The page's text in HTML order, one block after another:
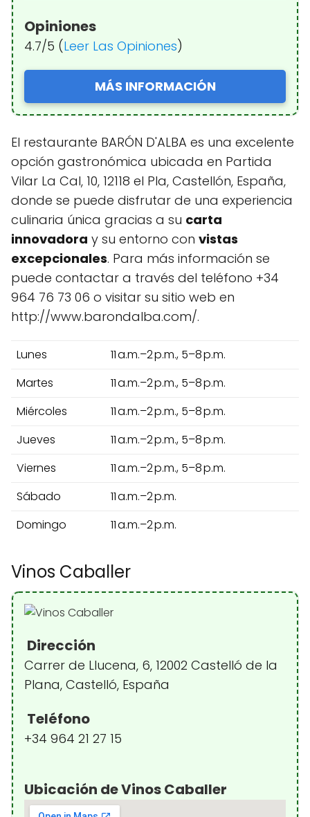
Opiniones
4.7/5 (Leer Las Opiniones)
MÁS INFORMACIÓN
El restaurante BARÓN D'ALBA es una excelente
opción gastronómica ubicada en Partida
Vilar La Cal, 10, 12118 el Pla, Castellón, España,
donde se puede disfrutar de una experiencia
culinaria única gracias a su carta
innovadora y su entorno con vistas
excepcionales. Para más información se
puede contactar a través del teléfono +34
964 76 73 06 o visitar su sitio web en
http://www.barondalba.com/.
Lunes
11 a.m.–2 p.m., 5–8 p.m.
Martes
11 a.m.–2 p.m., 5–8 p.m.
Miércoles
11 a.m.–2 p.m., 5–8 p.m.
Jueves
11 a.m.–2 p.m., 5–8 p.m.
Viernes
11 a.m.–2 p.m., 5–8 p.m.
Sábado
11 a.m.–2 p.m.
Domingo
11 a.m.–2 p.m.
Vinos Caballer
Dirección
Carrer de Llucena, 6, 12002 Castelló de la
Plana, Castelló, España
Teléfono
+34 964 21 27 15
Ubicación de Vinos Caballer